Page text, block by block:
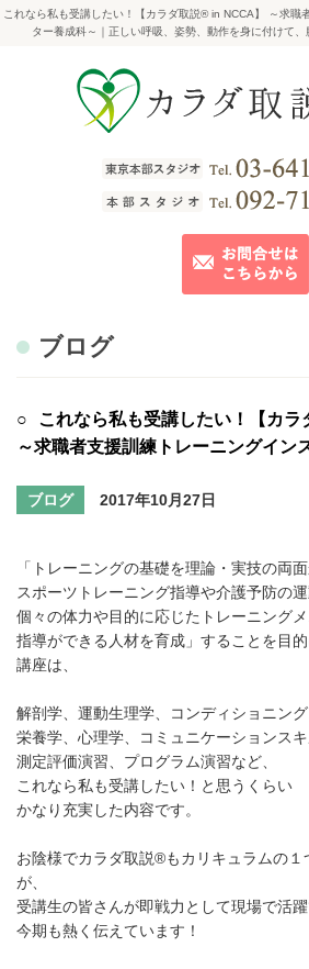
これなら私も受講したい！【カラダ取説® in NCCA】 ～求職
ター養成科～｜正しい呼吸、姿勢、動作を身に付けて
ブログ
これなら私も受講したい！【カラ
～求職者支援訓練トレーニングイン
ブログ 2017年10月27日
「トレーニングの基礎を理論・実技の両面
スポーツトレーニング指導や介護予防の運
個々の体力や目的に応じたトレーニングメ
指導ができる人材を育成」することを目
講座は、
解剖学、運動生理学、コンディショニング
栄養学、心理学、コミュニケーションスキ
測定評価演習、プログラム演習など、
これなら私も受講したい！と思うくらい
かなり充実した内容です。
お陰様でカラダ取説®もカリキュラムの１
が、
受講生の皆さんが即戦力として現場で活躍
今期も熱く伝えています！